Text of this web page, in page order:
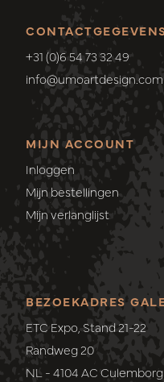
+31 (0)6 54 73 32 49
info@umoartdesign.com
MIJN ACCOUNT
Inloggen
Mijn bestellingen
Mijn verlanglijst
BEZOEKADRES
ETC Expo, Stand 21-22
Randweg 20
NL - 4104 AC Culemborg